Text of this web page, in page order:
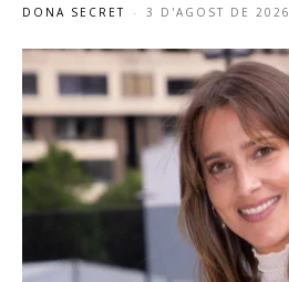
DONA SECRET - 3 D'AGOST DE 2026